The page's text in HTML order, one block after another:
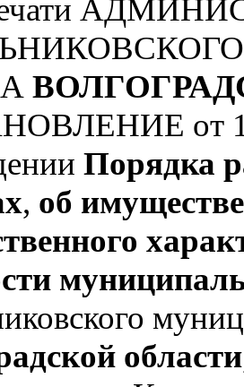
от
Порядка
, об
области